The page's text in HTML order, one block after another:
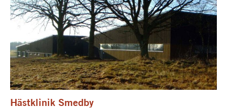
Hästklinik Smedby